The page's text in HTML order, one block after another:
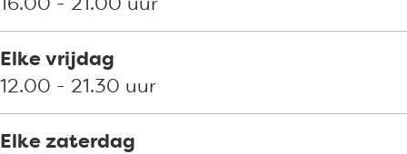
Elke vrijdag
12.00 - 21.30 uur
Elke zaterdag